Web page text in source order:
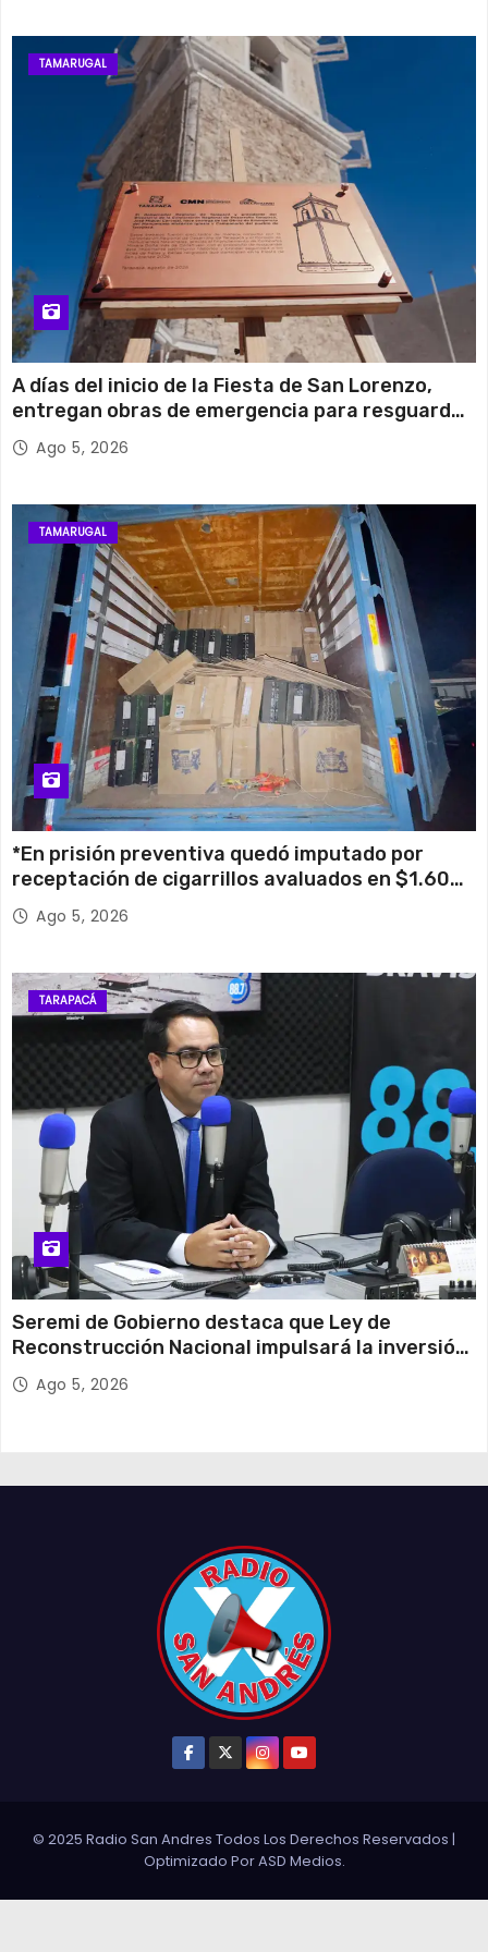
TAMARUGAL
A días del inicio de la Fiesta de San Lorenzo,
entregan obras de emergencia para resguardar
su histórico campanario
Ago 5, 2026
TAMARUGAL
*En prisión preventiva quedó imputado por
receptación de cigarrillos avaluados en $1.600
millones*
Ago 5, 2026
TARAPACÁ
Seremi de Gobierno destaca que Ley de
Reconstrucción Nacional impulsará la inversión
y el empleo en Tarapacá
Ago 5, 2026
© 2025 Radio San Andres Todos Los Derechos Reservados |
Optimizado PorASD Medios.